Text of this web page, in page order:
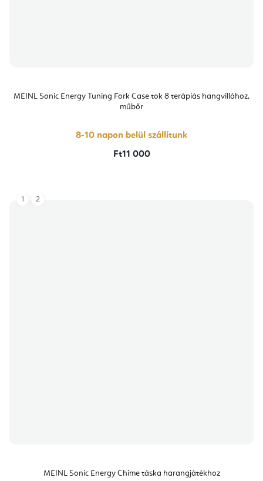
MEINL Sonic Energy Tuning Fork Case tok 8 terápiás hangvillához,
műbőr
8-10 napon belül szállítunk
Ft11 000
MEINL Sonic Energy Chime táska harangjátékhoz
1 2